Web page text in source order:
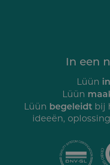
In een
Lüün
Lüün
Lüün begeleidt bij
ideeën,